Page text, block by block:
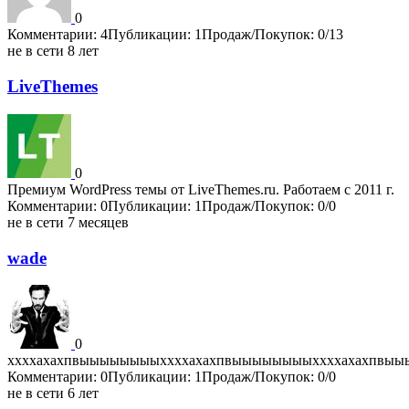
0
Комментарии: 4Публикации: 1Продаж/Покупок: 0/13
не в сети 8 лет
LiveThemes
0
Премиум WordPress темы от LiveThemes.ru. Работаем с 2011 г.
Комментарии: 0Публикации: 1Продаж/Покупок: 0/0
не в сети 7 месяцев
wade
0
Комментарии: 0Публикации: 1Продаж/Покупок: 0/0
не в сети 6 лет